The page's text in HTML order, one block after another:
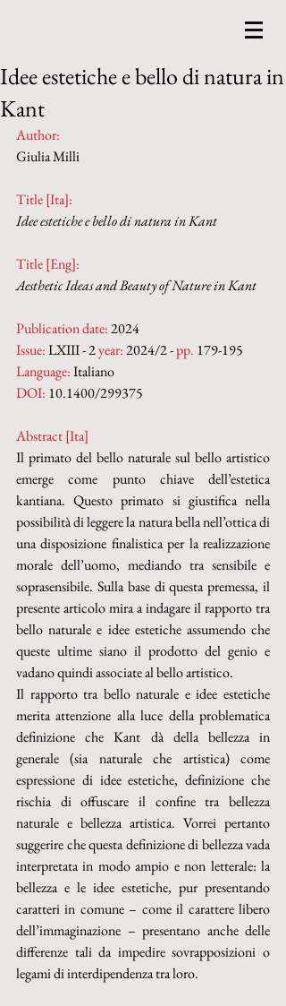
Idee estetiche e bello di natura in
Kant
Author:
Giulia Milli
Title [Ita]:
Idee estetiche e bello di natura in Kant
Title [Eng]:
Aesthetic Ideas and Beauty of Nature in Kant
Publication date: 2024
Issue: LXIII - 2 year: 2024/2 - pp. 179-195
Language: Italiano
DOI: 10.1400/299375
Abstract [Ita]
Il primato del bello naturale sul bello artistico
emerge come punto chiave dell’estetica
kantiana. Questo primato si giustifica nella
possibilità di leggere la natura bella nell’ottica di
una disposizione finalistica per la realizzazione
morale dell’uomo, mediando tra sensibile e
soprasensibile. Sulla base di questa premessa, il
presente articolo mira a indagare il rapporto tra
bello naturale e idee estetiche assumendo che
queste ultime siano il prodotto del genio e
vadano quindi associate al bello artistico.
Il rapporto tra bello naturale e idee estetiche
merita attenzione alla luce della problematica
definizione che Kant dà della bellezza in
generale (sia naturale che artistica) come
espressione di idee estetiche, definizione che
rischia di offuscare il confine tra bellezza
naturale e bellezza artistica. Vorrei pertanto
suggerire che questa definizione di bellezza vada
interpretata in modo ampio e non letterale: la
bellezza e le idee estetiche, pur presentando
caratteri in comune – come il carattere libero
dell’immaginazione – presentano anche delle
differenze tali da impedire sovrapposizioni o
legami di interdipendenza tra loro.